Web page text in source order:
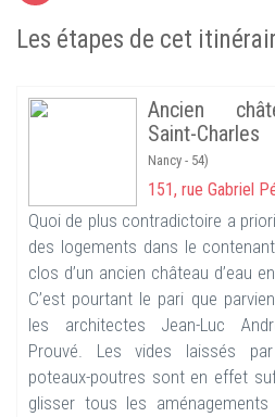
Les étapes de cet
Ancien
Saint-Charles
Nancy - 54)
151, rue Gabriel
Quoi de plus contradictoire a
des logements dans le
clos d’un ancien château d’eau
C’est pourtant le pari que
les architectes Jean-Luc
Prouvé. Les vides laissés
poteaux-poutres sont en effet
glisser tous les aménagements